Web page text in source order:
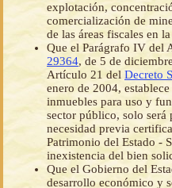
explotación,
comercialización de
de las áreas fiscales en
Que el Parágrafo IV del
29364, de 5 de
Artículo 21 del Decreto
enero de 2004,
inmuebles para uso y
sector público, solo será
necesidad previa
Patrimonio del Estado -
inexistencia del bien
Que el Gobierno del
desarrollo económico y